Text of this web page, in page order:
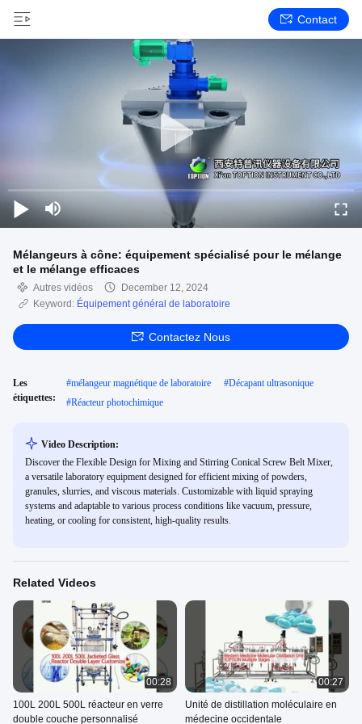
Contact
Mélangeurs à cône: équipement spécialisé pour le mélange
et le mélange efficaces
Autres vidéos
December 12, 2024
Keyword: Équipement général de laboratoire
Contactez Nous
Les
étiquettes:
#mélangeur magnétique de laboratoire #Décapant ultrasonique
#Réacteur photochimique
Video Description:
Discover the Flexible Design for Mixing and Stirring Conical Screw Belt Mixer,
a versatile laboratory equipment designed for efficient mixing of powders,
granules, slurries, and viscous materials. Customizable with liquid spraying
systems and adaptable to various process conditions like vacuum, pressure,
heating, or cooling for consistent, high-quality results.
Related Videos
00:28
100L 200L 500L réacteur en verre
double couche personnalisé
00:27
Unité de distillation moléculaire en
médecine occidentale